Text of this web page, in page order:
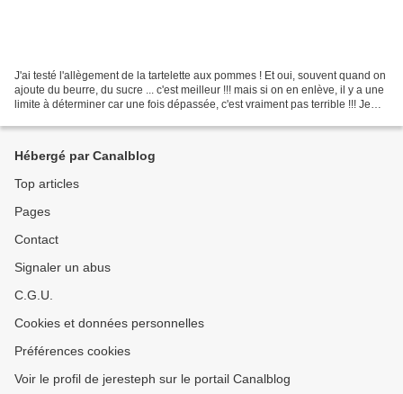
J'ai testé l'allègement de la tartelette aux pommes ! Et oui, souvent quand on
ajoute du beurre, du sucre ... c'est meilleur !!! mais si on en enlève, il y a une
limite à déterminer car une fois dépassée, c'est vraiment pas terrible !!! Je
Hébergé par Canalblog
Top articles
Pages
Contact
Signaler un abus
C.G.U.
Cookies et données personnelles
Préférences cookies
Voir le profil de jeresteph sur le portail Canalblog